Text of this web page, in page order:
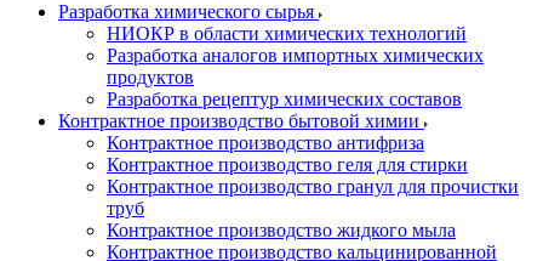
Разработка химического сырья
НИОКР в области химических технологий
Разработка аналогов импортных химических
продуктов
Разработка рецептур химических составов
Контрактное производство бытовой химии
Контрактное производство антифриза
Контрактное производство геля для стирки
Контрактное производство гранул для прочистки
труб
Контрактное производство жидкого мыла
Контрактное производство кальцинированной